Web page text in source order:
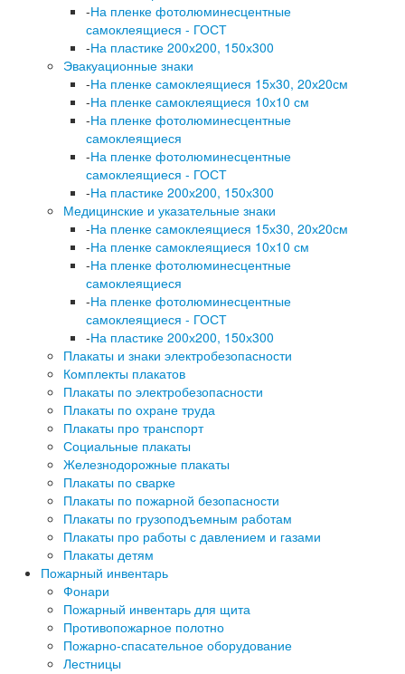
-На пленке фотолюминесцентные
самоклеящиеся - ГОСТ
-На пластике 200х200, 150х300
Эвакуационные знаки
-На пленке самоклеящиеся 15х30, 20х20см
-На пленке самоклеящиеся 10х10 см
-На пленке фотолюминесцентные
самоклеящиеся
-На пленке фотолюминесцентные
самоклеящиеся - ГОСТ
-На пластике 200х200, 150х300
Медицинские и указательные знаки
-На пленке самоклеящиеся 15х30, 20х20см
-На пленке самоклеящиеся 10х10 см
-На пленке фотолюминесцентные
самоклеящиеся
-На пленке фотолюминесцентные
самоклеящиеся - ГОСТ
-На пластике 200х200, 150х300
Плакаты и знаки электробезопасности
Комплекты плакатов
Плакаты по электробезопасности
Плакаты по охране труда
Плакаты про транспорт
Социальные плакаты
Железнодорожные плакаты
Плакаты по сварке
Плакаты по пожарной безопасности
Плакаты по грузоподъемным работам
Плакаты про работы с давлением и газами
Плакаты детям
Пожарный инвентарь
Фонари
Пожарный инвентарь для щита
Противопожарное полотно
Пожарно-спасательное оборудование
Лестницы